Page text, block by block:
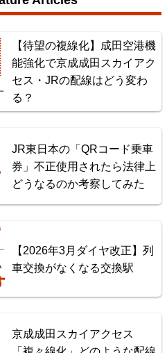
図 福島・仙台・秋田・八戸
海鉄道
【待望の複線化】成田空港機
能強化で京成成田スカイアク
セス・JRの配線はどう変わ
る？
JR東日本の「QRコード乗車
券」不正使用されたら法律上
どうなるのか考察してみた
【2026年3月ダイヤ改正】列
車交換がなくなる交換駅
京成成田スカイアクセス